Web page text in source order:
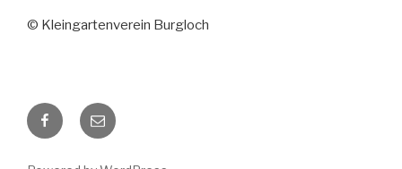
© Kleingartenverein Burgloch
Facebook
E-
Mail